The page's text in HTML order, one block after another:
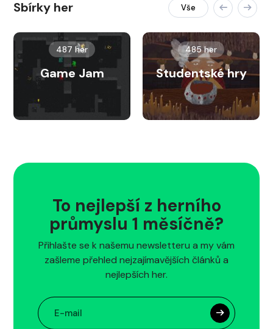
Sbírky her Vše
487 her
Game Jam
485 her
Studentské hry
To nejlepší z herního
průmyslu 1 měsíčně?
Přihlašte se k našemu newsletteru a my vám
zašleme přehled nejzajímavějších článků a
nejlepších her.